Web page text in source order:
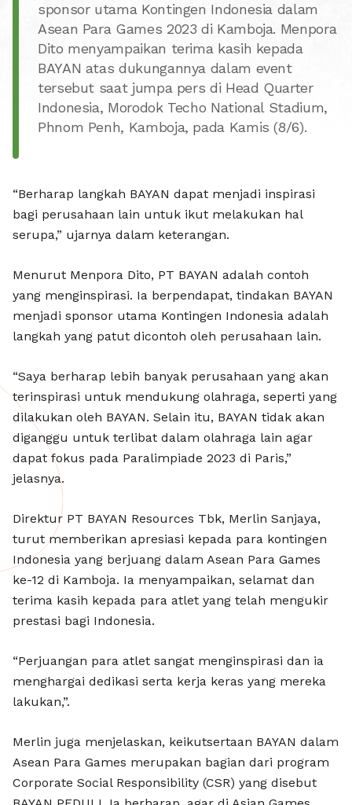
JADI
sponsor utama Kontingen Indonesia dalam
Asean Para Games 2023 di Kamboja. Menpora
Dito menyampaikan terima kasih kepada
BAYAN atas dukungannya dalam event
tersebut saat jumpa pers di Head Quarter
Indonesia, Morodok Techo National Stadium,
Phnom Penh, Kamboja, pada Kamis (8/6).
“Berharap langkah BAYAN dapat menjadi inspirasi
bagi perusahaan lain untuk ikut melakukan hal
serupa,” ujarnya dalam keterangan.
Menurut Menpora Dito, PT BAYAN adalah contoh
yang menginspirasi. Ia berpendapat, tindakan BAYAN
menjadi sponsor utama Kontingen Indonesia adalah
langkah yang patut dicontoh oleh perusahaan lain.
“Saya berharap lebih banyak perusahaan yang akan
terinspirasi untuk mendukung olahraga, seperti yang
dilakukan oleh BAYAN. Selain itu, BAYAN tidak akan
diganggu untuk terlibat dalam olahraga lain agar
dapat fokus pada Paralimpiade 2023 di Paris,”
jelasnya.
Direktur PT BAYAN Resources Tbk, Merlin Sanjaya,
turut memberikan apresiasi kepada para kontingen
Indonesia yang berjuang dalam Asean Para Games
ke-12 di Kamboja. Ia menyampaikan, selamat dan
terima kasih kepada para atlet yang telah mengukir
prestasi bagi Indonesia.
“Perjuangan para atlet sangat menginspirasi dan ia
menghargai dedikasi serta kerja keras yang mereka
lakukan,”.
Merlin juga menjelaskan, keikutsertaan BAYAN dalam
Asean Para Games merupakan bagian dari program
Corporate Social Responsibility (CSR) yang disebut